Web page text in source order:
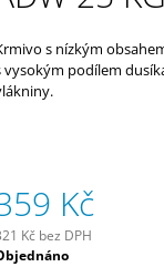
s nízkým
vysokým podílem
Kč
Kč bez DPH